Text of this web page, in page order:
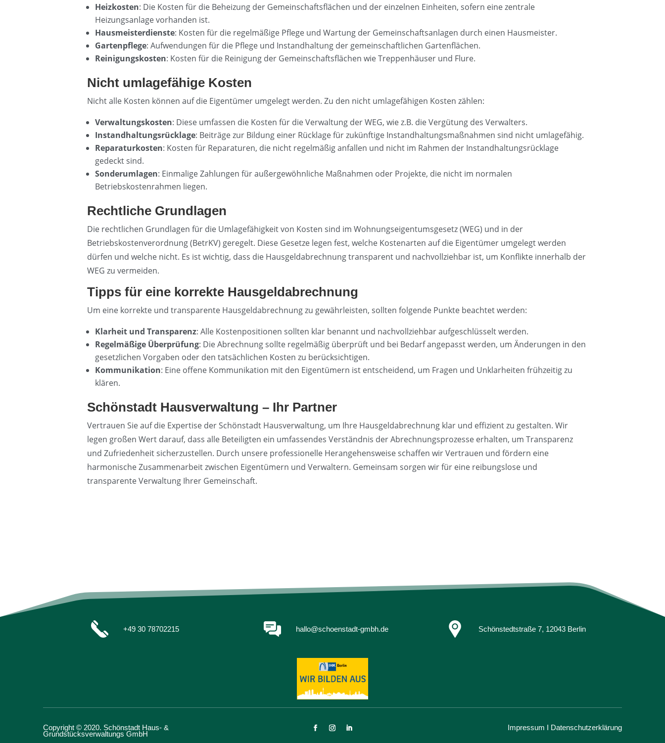
Heizkosten: Die Kosten für die Beheizung der Gemeinschaftsflächen und der einzelnen Einheiten, sofern eine zentrale
Heizungsanlage vorhanden ist.
Hausmeisterdienste: Kosten für die regelmäßige Pflege und Wartung der Gemeinschaftsanlagen durch einen Hausmeister.
Gartenpflege: Aufwendungen für die Pflege und Instandhaltung der gemeinschaftlichen Gartenflächen.
Reinigungskosten: Kosten für die Reinigung der Gemeinschaftsflächen wie Treppenhäuser und Flure.
Nicht umlagefähige Kosten
Nicht alle Kosten können auf die Eigentümer umgelegt werden. Zu den nicht umlagefähigen Kosten zählen:
Verwaltungskosten: Diese umfassen die Kosten für die Verwaltung der WEG, wie z.B. die Vergütung des Verwalters.
Instandhaltungsrücklage: Beiträge zur Bildung einer Rücklage für zukünftige Instandhaltungsmaßnahmen sind nicht umlagefähig.
Reparaturkosten: Kosten für Reparaturen, die nicht regelmäßig anfallen und nicht im Rahmen der Instandhaltungsrücklage
gedeckt sind.
Sonderumlagen: Einmalige Zahlungen für außergewöhnliche Maßnahmen oder Projekte, die nicht im normalen
Betriebskostenrahmen liegen.
Rechtliche Grundlagen
Die rechtlichen Grundlagen für die Umlagefähigkeit von Kosten sind im Wohnungseigentumsgesetz (WEG) und in der
Betriebskostenverordnung (BetrKV) geregelt. Diese Gesetze legen fest, welche Kostenarten auf die Eigentümer umgelegt werden
dürfen und welche nicht. Es ist wichtig, dass die Hausgeldabrechnung transparent und nachvollziehbar ist, um Konflikte innerhalb der
WEG zu vermeiden.
Tipps für eine korrekte Hausgeldabrechnung
Um eine korrekte und transparente Hausgeldabrechnung zu gewährleisten, sollten folgende Punkte beachtet werden:
Klarheit und Transparenz: Alle Kostenpositionen sollten klar benannt und nachvollziehbar aufgeschlüsselt werden.
Regelmäßige Überprüfung: Die Abrechnung sollte regelmäßig überprüft und bei Bedarf angepasst werden, um Änderungen in den
gesetzlichen Vorgaben oder den tatsächlichen Kosten zu berücksichtigen.
Kommunikation: Eine offene Kommunikation mit den Eigentümern ist entscheidend, um Fragen und Unklarheiten frühzeitig zu
klären.
Schönstadt Hausverwaltung – Ihr Partner
Vertrauen Sie auf die Expertise der Schönstadt Hausverwaltung, um Ihre Hausgeldabrechnung klar und effizient zu gestalten. Wir
legen großen Wert darauf, dass alle Beteiligten ein umfassendes Verständnis der Abrechnungsprozesse erhalten, um Transparenz
und Zufriedenheit sicherzustellen. Durch unsere professionelle Herangehensweise schaffen wir Vertrauen und fördern eine
harmonische Zusammenarbeit zwischen Eigentümern und Verwaltern. Gemeinsam sorgen wir für eine reibungslose und
transparente Verwaltung Ihrer Gemeinschaft.
+49 30 78702215 hallo@schoenstadt-gmbh.de Schönstedtstraße 7, 12043 Berlin
Copyright © 2020. Schönstadt Haus- &
Grundstücksverwaltungs GmbH
Impressum I Datenschutzerklärung